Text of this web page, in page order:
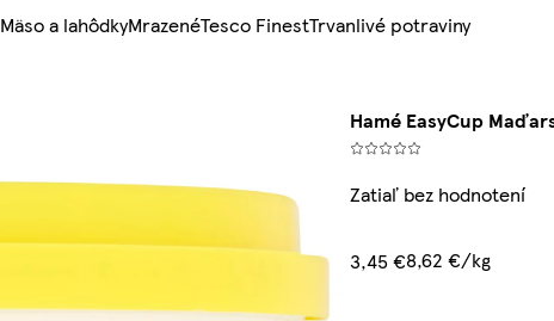
Mäso a lahôdkyMrazenéTesco FinestTrvanlivé potraviny
Hamé EasyCup
Zatiaľ bez hodnotení
3,45 €8,62 €/kg